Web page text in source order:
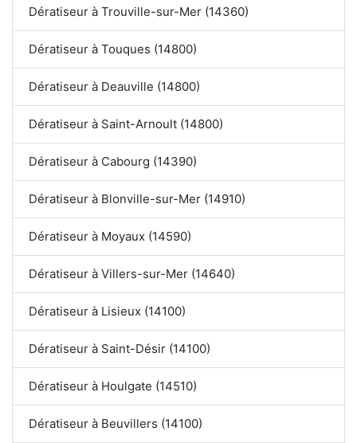
Dératiseur à Trouville-sur-Mer (14360)
Dératiseur à Touques (14800)
Dératiseur à Deauville (14800)
Dératiseur à Saint-Arnoult (14800)
Dératiseur à Cabourg (14390)
Dératiseur à Blonville-sur-Mer (14910)
Dératiseur à Moyaux (14590)
Dératiseur à Villers-sur-Mer (14640)
Dératiseur à Lisieux (14100)
Dératiseur à Saint-Désir (14100)
Dératiseur à Houlgate (14510)
Dératiseur à Beuvillers (14100)